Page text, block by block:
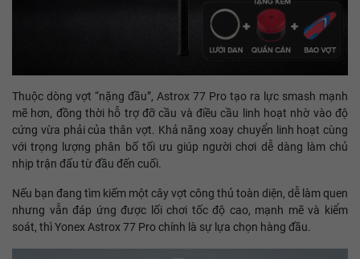
Thuộc dòng vợt “nặng đầu”, Astrox 77 Pro tạo ra lực smash mạnh
mẽ hơn, đồng thời hỗ trợ đỡ cầu và điều cầu linh hoạt nhờ vào độ
cứng vừa phải của thân vợt. Khả năng xoay chuyển linh hoạt cùng
với trọng lượng phân bố tối ưu giúp người chơi dễ dàng làm chủ
nhịp trận đấu từ đầu đến cuối.
Nếu bạn đang tìm kiếm một cây vợt công thủ toàn diện, dễ làm quen
nhưng vẫn đáp ứng được lối chơi tốc độ cao, mạnh mẽ và kiểm
soát, thì Yonex Astrox 77 Pro chính là sự lựa chọn hàng đầu.